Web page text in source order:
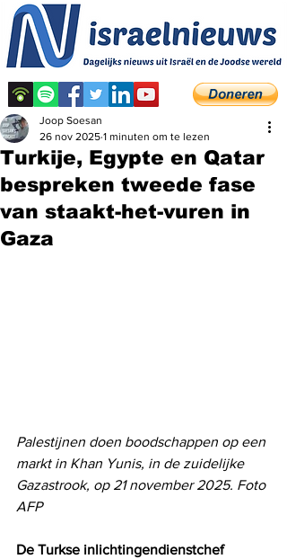
Turkije, Egypte en Qatar
bespreken tweede fase
van staakt-het-vuren in
Gaza
Joop Soesan
26 nov 2025 1 minuten om te lezen
Palestijnen doen boodschappen op een
markt in Khan Yunis, in de zuidelijke
Gazastrook, op 21 november 2025. Foto
AFP
De Turkse inlichtingendienstchef